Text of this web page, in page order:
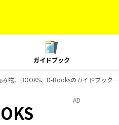
ガイドブック
物、BOOKS、D-Booksのガイドブック
AD